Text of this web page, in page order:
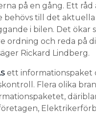
på en gång. Ett
behövs till det
i bilen. Det ökar
ordning och reda på
Rickard Lindberg.
ett informationspaket
Flera olika